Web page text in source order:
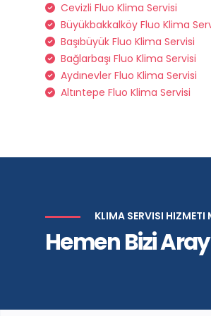
Cevizli Fluo Klima Servisi
Büyükbakkalköy Fluo Klima
Başıbüyük Fluo Klima Servisi
Bağlarbaşı Fluo Klima Servisi
Aydınevler Fluo Klima Servisi
Altıntepe Fluo Klima Servisi
KLIMA SERVISI
Hemen Bizi